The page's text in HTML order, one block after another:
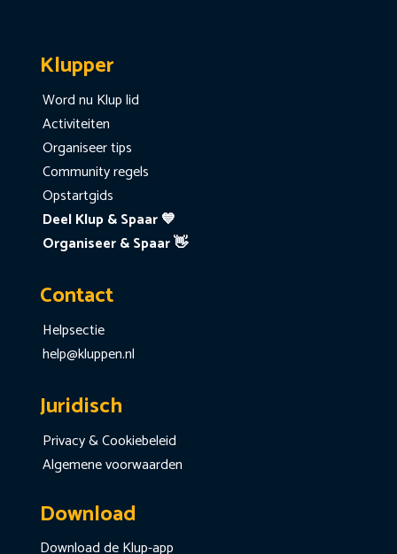
Klupper
Word nu Klup lid
Activiteiten
Organiseer tips
Community regels
Opstartgids
Deel Klup & Spaar 💙
Organiseer & Spaar 👋
Contact
Helpsectie
help@kluppen.nl
Juridisch
Privacy & Cookiebeleid
Algemene voorwaarden
Download
Download de Klup-app